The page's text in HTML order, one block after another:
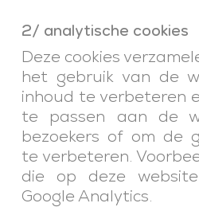
2/ analytische cookies
Deze cookies
het gebruik van de
inhoud te verbeteren
te passen aan de
bezoekers of om de
te verbeteren.
die op deze
Google Analytics.